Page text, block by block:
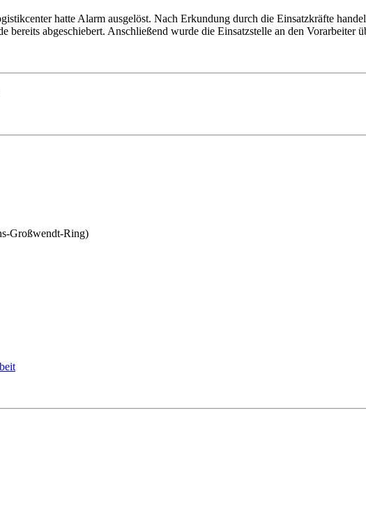
hatte Alarm ausgelöst. Nach Erkundung durch die Einsatzkräfte
abgeschiebert. Anschließend wurde die Einsatzstelle an den Vorarbeiter
Großwendt-Ring)